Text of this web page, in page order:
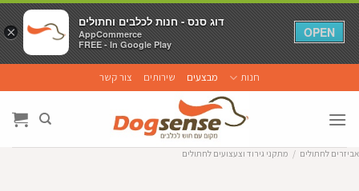
to
content
חנות מבצעים שירותים צור קשר
אביזרים לחתולים / מתקני גירוד וצעצועים לחתולים
×
דוג סנס - חנות לכלבים וחתולים
AppCommerce
FREE - In Google Play
OPEN
×
דוג סנס - חנות לכלבים וחתולים
AppCommerce
FREE - In Google Play
OPEN